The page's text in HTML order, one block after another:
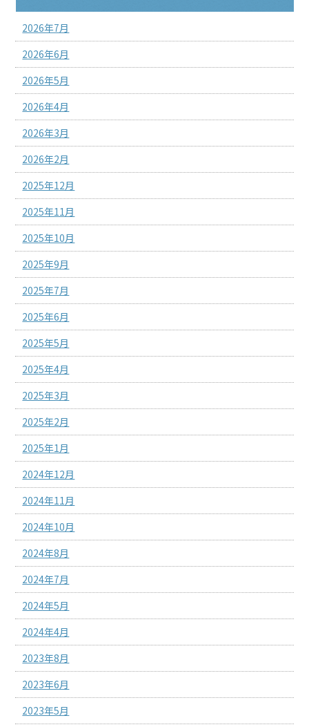
2026年7月
2026年6月
2026年5月
2026年4月
2026年3月
2026年2月
2025年12月
2025年11月
2025年10月
2025年9月
2025年7月
2025年6月
2025年5月
2025年4月
2025年3月
2025年2月
2025年1月
2024年12月
2024年11月
2024年10月
2024年8月
2024年7月
2024年5月
2024年4月
2023年8月
2023年6月
2023年5月